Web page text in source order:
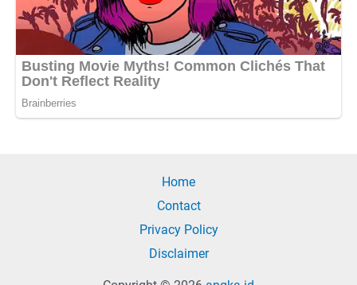
Home
Contact
Privacy Policy
Disclaimer